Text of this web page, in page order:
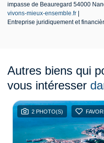
impasse de Beauregard 54000
vivons-mieux-ensemble.fr |
Entreprise juridiquement et
Autres biens qui
vous intéresser
2 PHOTO(S)